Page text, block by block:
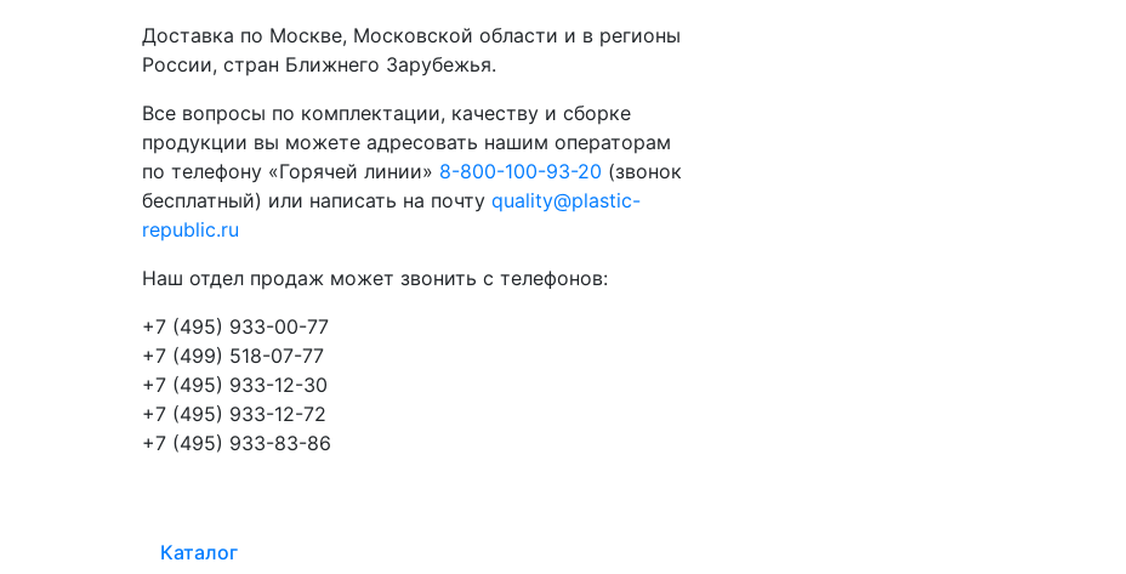
Доставка по Москве, Московской области и в регионы
России, стран Ближнего Зарубежья.
Все вопросы по комплектации, качеству и сборке
продукции вы можете адресовать нашим операторам
по телефону «Горячей линии» 8-800-100-93-20 (звонок
бесплатный) или написать на почту quality@plastic-
republic.ru
Наш отдел продаж может звонить с телефонов:
+7 (495) 933-00-77
+7 (499) 518-07-77
+7 (495) 933-12-30
+7 (495) 933-12-72
+7 (495) 933-83-86
Каталог